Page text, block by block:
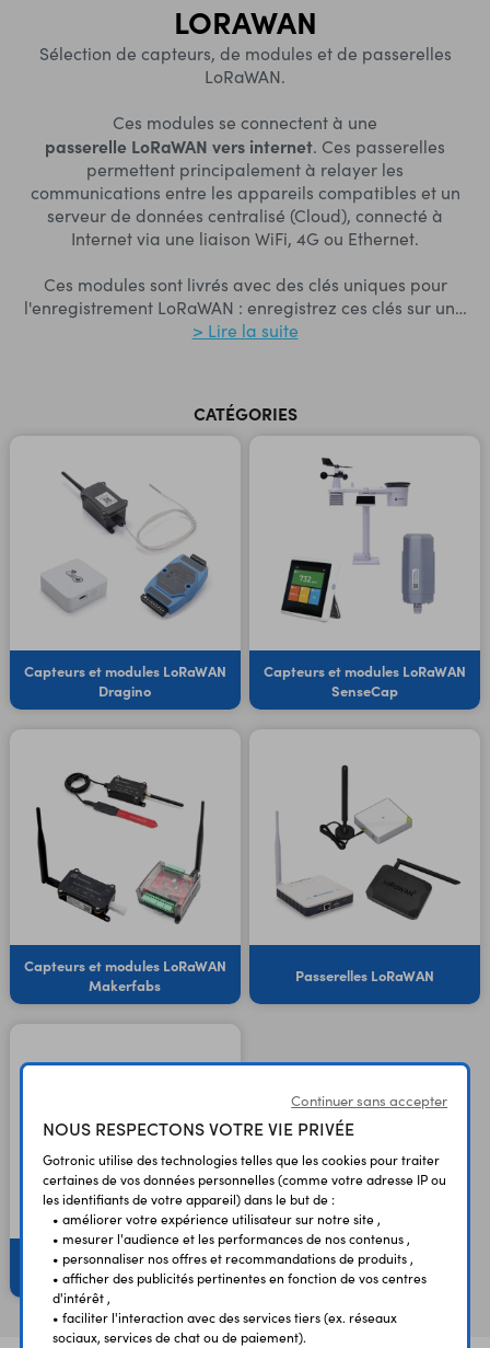
LORAWAN
Sélection de capteurs, de modules et de passerelles
LoRaWAN.
Ces modules se connectent à une
passerelle LoRaWAN vers internet. Ces passerelles
permettent principalement à relayer les
communications entre les appareils compatibles et un
serveur de données centralisé (Cloud), connecté à
Internet via une liaison WiFi, 4G ou Ethernet.
Ces modules sont livrés avec des clés uniques pour
l'enregistrement LoRaWAN : enregistrez ces clés sur un…
> Lire la suite
CATÉGORIES
Capteurs et modules LoRaWAN
Dragino
Capteurs et modules LoRaWAN
SenseCap
Capteurs et modules LoRaWAN
Makerfabs
Passerelles LoRaWAN
Kits et cartes LoRaWAN
Continuer sans accepter
NOUS RESPECTONS VOTRE VIE PRIVÉE
Gotronic utilise des technologies telles que les cookies pour traiter
certaines de vos données personnelles (comme votre adresse IP ou
les identifiants de votre appareil) dans le but de :
• améliorer votre expérience utilisateur sur notre site ,
• mesurer l'audience et les performances de nos contenus ,
• personnaliser nos offres et recommandations de produits ,
• afficher des publicités pertinentes en fonction de vos centres
d'intérêt ,
• faciliter l'interaction avec des services tiers (ex. réseaux
sociaux, services de chat ou de paiement).